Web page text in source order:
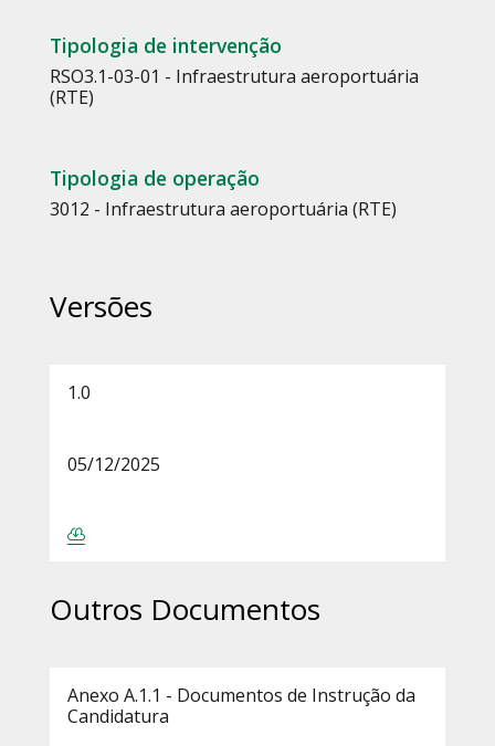
Tipologia de intervenção
RSO3.1-03-01 - Infraestrutura aeroportuária
(RTE)
Tipologia de operação
3012 - Infraestrutura aeroportuária (RTE)
Versões
1.0
05/12/2025
Outros Documentos
Anexo A.1.1 - Documentos de Instrução da
Candidatura